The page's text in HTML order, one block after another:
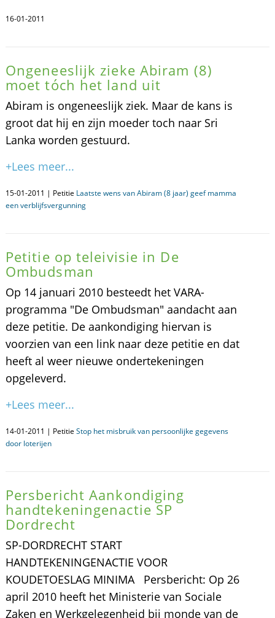
16-01-2011
Ongeneeslijk zieke Abiram (8)
moet tóch het land uit
Abiram is ongeneeslijk ziek. Maar de kans is
groot dat hij en zijn moeder toch naar Sri
Lanka worden gestuurd.
+Lees meer...
15-01-2011 | Petitie Laatste wens van Abiram (8 jaar) geef mamma
een verblijfsvergunning
Petitie op teleivisie in De
Ombudsman
Op 14 januari 2010 besteedt het VARA-
programma "De Ombudsman" aandacht aan
deze petitie. De aankondiging hiervan is
voorzien van een link naar deze petitie en dat
heeft al weer nieuwe ondertekeningen
opgeleverd.
+Lees meer...
14-01-2011 | Petitie Stop het misbruik van persoonlijke gegevens
door loterijen
Persbericht Aankondiging
handtekeningenactie SP
Dordrecht
SP-DORDRECHT START
HANDTEKENINGENACTIE VOOR
KOUDETOESLAG MINIMA Persbericht: Op 26
april 2010 heeft het Ministerie van Sociale
Zaken en Werkgelegenheid bij monde van de